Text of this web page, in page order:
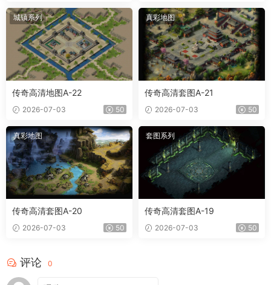
城镇系列
传奇高清地图A-22
2026-07-03 50
真彩地图
传奇高清套图A-21
2026-07-03 50
真彩地图
传奇高清套图A-20
2026-07-03 50
套图系列
传奇高清套图A-19
2026-07-03 50
评论 0